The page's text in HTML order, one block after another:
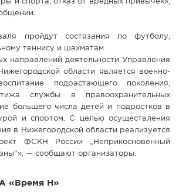
и спорта, отказ от вредных привычек»,
пройдут состязания по футболу,
теннису и шахматам.
направлений деятельности Управления
области является военно-
подрастающего поколения,
службы в правоохранительных
большего числа детей и подростков в
и спортом. С целью осуществления
в Нижегородской области реализуется
ФСКН России „Неприкосновенный
— сообщают организаторы.
«Время Н»